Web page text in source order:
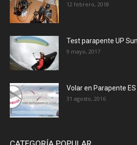
12 febrero, 2018
Test parapente UP
9 mayo, 2017
Volar en Parapente ES
31 agosto, 2016